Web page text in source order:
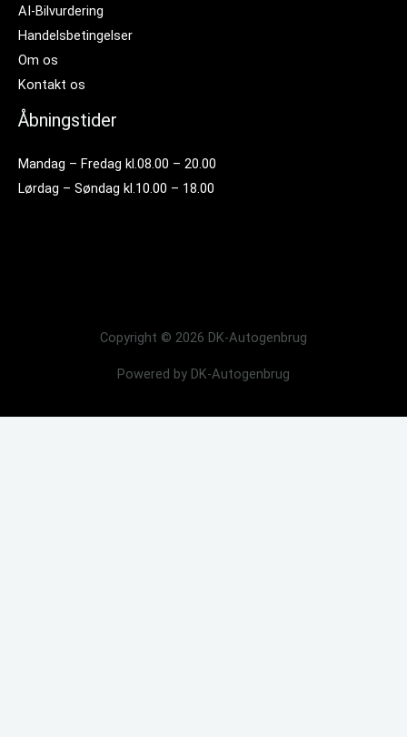
AI-Bilvurdering
Handelsbetingelser
Om os
Kontakt os
Åbningstider
Mandag – Fredag kl.08.00 – 20.00
Lørdag – Søndag kl.10.00 – 18.00
Copyright © 2026 DK-Autogenbrug
Powered by DK-Autogenbrug